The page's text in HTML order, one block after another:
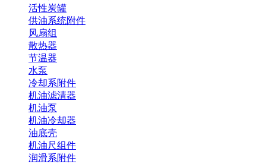
活性炭罐
供油系统附件
风扇组
散热器
节温器
水泵
冷却系附件
机油滤清器
机油泵
机油冷却器
油底壳
机油尺组件
润滑系附件